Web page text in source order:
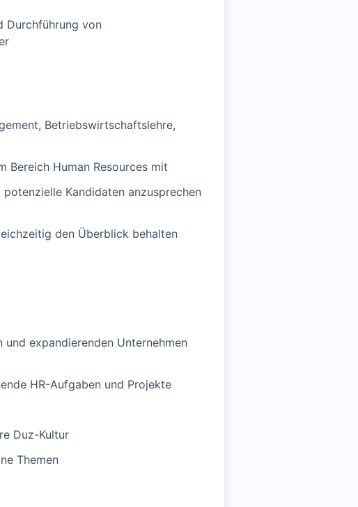
Durchführung von
Betriebswirtschaftslehre,
Bereich Human Resources mit
Kandidaten anzusprechen
den Überblick behalten
expandierenden Unternehmen
HR-Aufgaben und Projekte
Duz-Kultur
Themen